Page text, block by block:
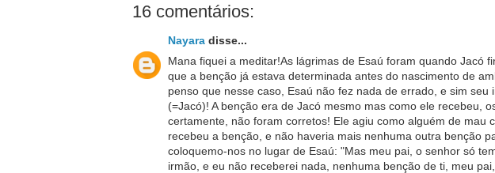
16 comentários:
Nayaradisse...
Mana fiquei a meditar!As lágrimas de Esaú foram quando Jacó
que a benção já estava determinada antes do nascimento de
penso que nesse caso, Esaú não fez nada de errado, e sim seu
(=Jacó)! A benção era de Jacó mesmo mas como ele recebeu,
certamente, não foram corretos! Ele agiu como alguém de mau
recebeu a benção, e não haveria mais nenhuma outra benção
coloquemo-nos no lugar de Esaú: "Mas meu pai, o senhor só
irmão, e eu não receberei nada, nenhuma benção de ti, meu